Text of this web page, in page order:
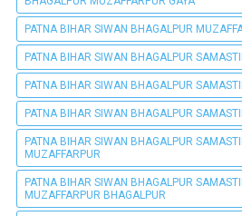
PATNA BIHAR SIWAN BHAGALPUR
PATNA BIHAR SIWAN BHAGALPUR
PATNA BIHAR SIWAN BHAGALPUR
PATNA BIHAR SIWAN BHAGALPUR
PATNA BIHAR SIWAN BHAGALPUR
MUZAFFARPUR
PATNA BIHAR SIWAN BHAGALPUR
MUZAFFARPUR BHAGALPUR